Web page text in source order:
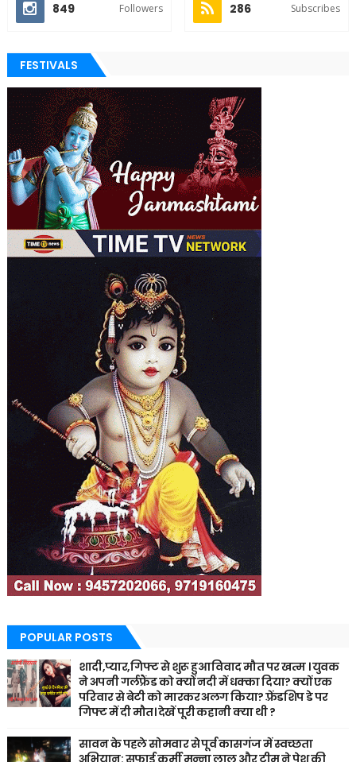
849 Followers 286 Subscribes
FESTIVALS
POPULAR POSTS
शादी,प्यार,गिफ्ट से शुरू हुआ विवाद मौत पर खत्म । युवक
ने अपनी गर्लफ्रैंड को क्यों नदी में धक्का दिया? क्यों एक
परिवार से बेटी को मारकर अलग किया? फ़्रेंडशिप डे पर
गिफ्ट में दी मौत। देखें पूरी कहानी क्या थी ?
सावन के पहले सोमवार से पूर्व कासगंज में स्वच्छता